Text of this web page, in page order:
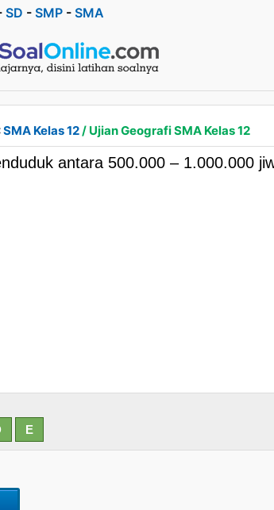
SD - SMP - SMA
SMA Kelas 12/ Ujian Geografi SMA Kelas 12
antara 500.000 – 1.000.000